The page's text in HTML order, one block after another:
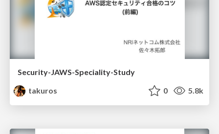
Security-JAWS-Speciality-Study
takuros
0 5.8k